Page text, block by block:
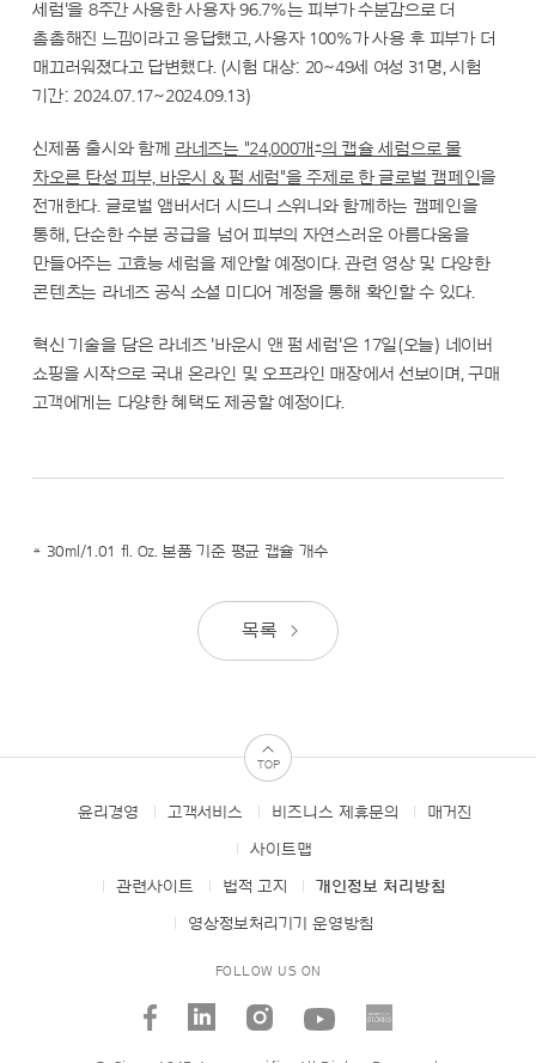
세럼'을 8주간 사용한 사용자 96.7%는 피부가 수분감으로 더
촘촘해진 느낌이라고 응답했고, 사용자 100%가 사용 후 피부가 더
매끄러워졌다고 답변했다. (시험 대상: 20~49세 여성 31명, 시험
기간: 2024.07.17~2024.09.13)
신제품 출시와 함께 라네즈는 "24,000개*의 캡슐 세럼으로 물
차오른 탄성 피부, 바운시 & 펌 세럼"을 주제로 한 글로벌 캠페인을
전개한다. 글로벌 앰버서더 시드니 스위니와 함께하는 캠페인을
통해, 단순한 수분 공급을 넘어 피부의 자연스러운 아름다움을
만들어주는 고효능 세럼을 제안할 예정이다. 관련 영상 및 다양한
콘텐츠는 라네즈 공식 소셜 미디어 계정을 통해 확인할 수 있다.
혁신 기술을 담은 라네즈 '바운시 앤 펌 세럼'은 17일(오늘) 네이버
쇼핑을 시작으로 국내 온라인 및 오프라인 매장에서 선보이며, 구매
고객에게는 다양한 혜택도 제공할 예정이다.
* 30ml/1.01 fl. Oz. 본품 기준 평균 캡슐 개수
목록
TOP
FOOTER윤리경영 고객서비스 비즈니스 제휴문의 매거진
사이트맵
관련사이트 법적 고지 개인정보 처리방침
영상정보처리기기 운영방침
FOLLOW US ON
facebook
linked_in
instagram
youtube